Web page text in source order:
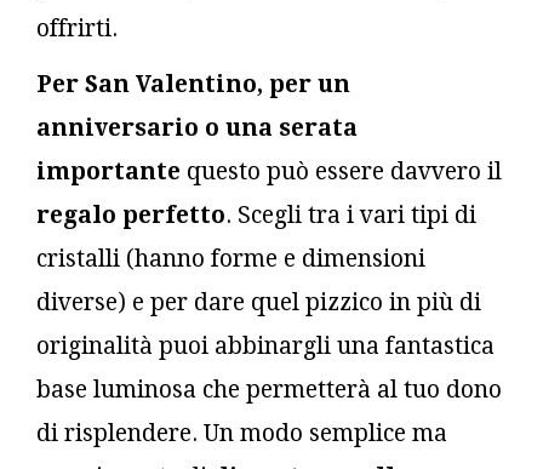
offrirti.
Per San Valentino, per un
anniversario o una serata
importante questo può essere davvero il
regalo perfetto. Scegli tra i vari tipi di
cristalli (hanno forme e dimensioni
diverse) e per dare quel pizzico in più di
originalità puoi abbinargli una fantastica
base luminosa che permetterà al tuo dono
di risplendere. Un modo semplice ma